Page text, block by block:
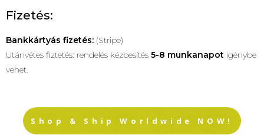
Fizetés:
Bankkártyás fizetés: (Stripe)
Utánvétes fiztetés: rendelés kézbesítés 5-8 munkanapot igénybe
vehet.
Shop & Ship Worldwide NOW!